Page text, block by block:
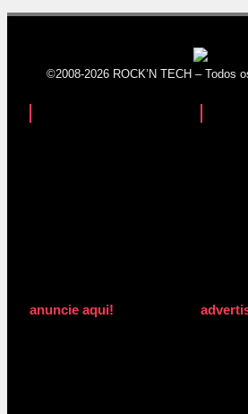
©2008-2026 ROCK’N TECH – Todos
anuncie aqui!